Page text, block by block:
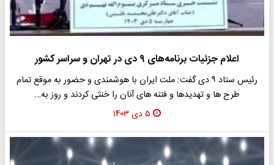
اعلام جزئیات برنامه‌های ۹ دی در تهران و سراسر کشور
رئیس ستاد ۹ دی گفت: ملت ایران با هوشمندی و حضور به موقع تمام
طرح ها و تهدیدها و فتنه های آنان را خنثی کردند و روز به…
۵ دی ۱۴۰۳